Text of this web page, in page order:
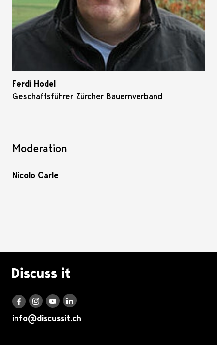
Ferdi Hodel
Geschäftsführer Zürcher Bauernverband
Moderation
Nicolo Carle
Logo Discuss it
Discuss it auf Facebook
Discuss it auf Instagram
Discuss it auf Youtube
Discuss it auf LinkedIn
info@discussit.ch